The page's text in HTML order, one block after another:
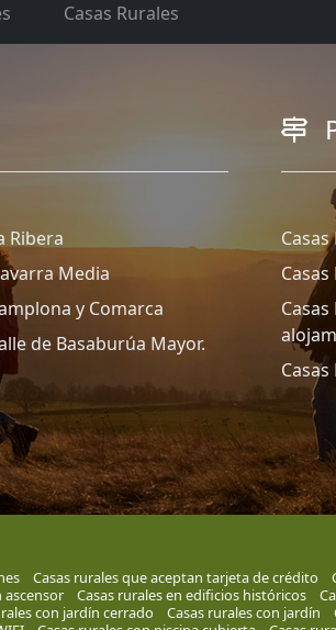
Casas Rurales
Ribera
Media
y Comarca
de Basaburúa Mayor.
Casas rurales que aceptan tarjeta de crédito
ascensor Casas rurales en edificios históricos
con jardín cerrado Casas rurales con jardín